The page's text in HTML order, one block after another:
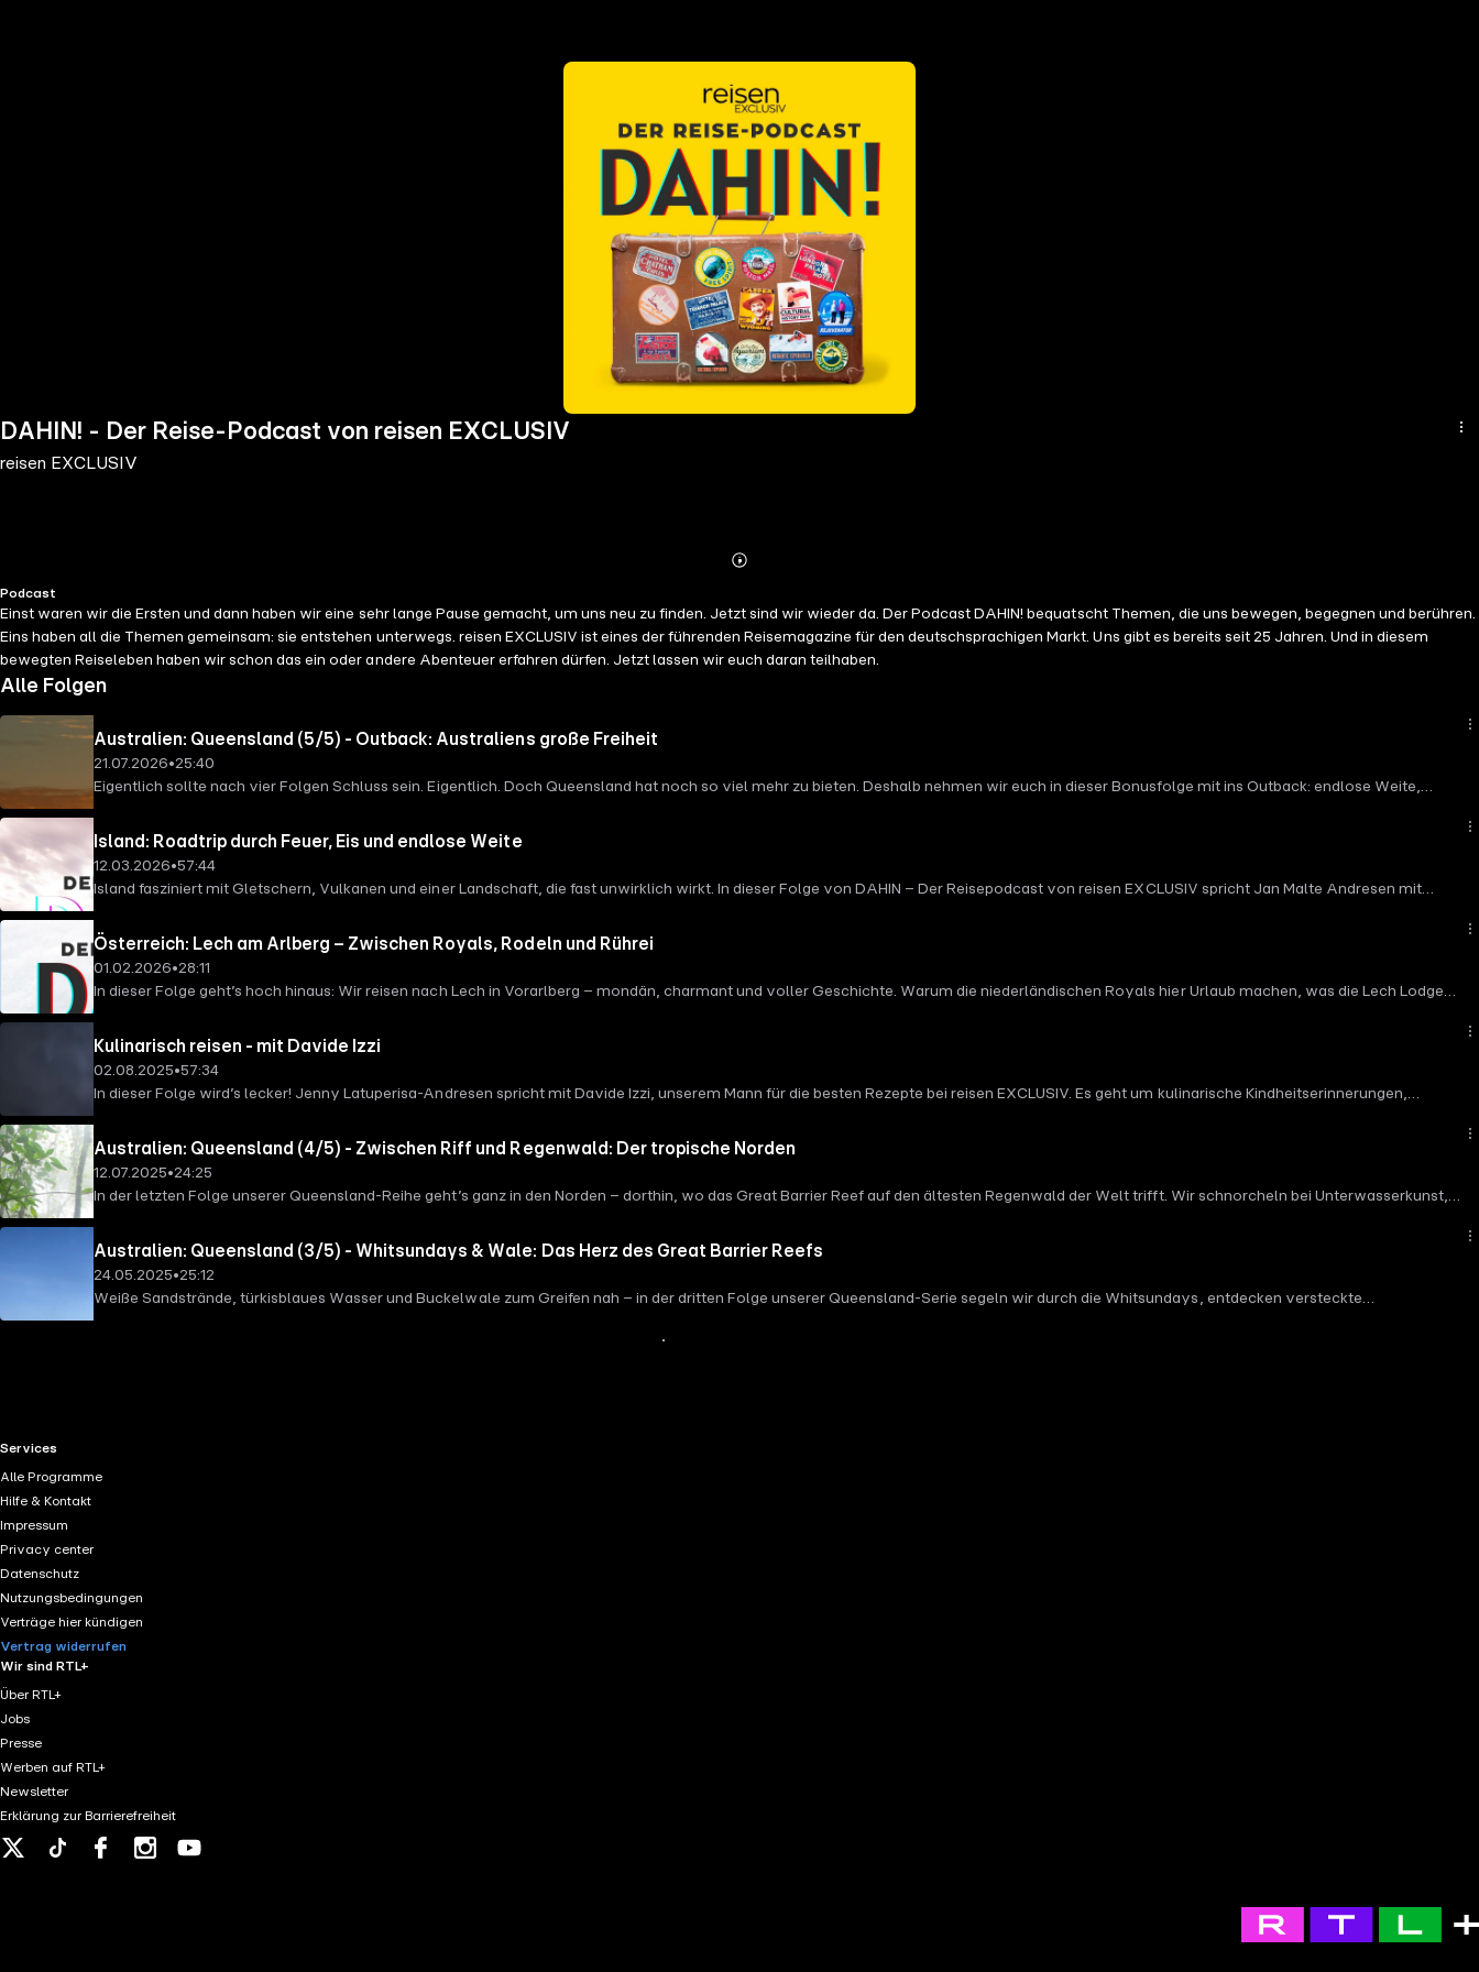
DAHIN! - Der Reise-Podcast von reisen EXCLUSIV
reisen EXCLUSIV
Mehr
Podcast
Einst waren wir die Ersten und dann haben wir eine sehr lange Pause gemacht, um uns neu zu finden. Jetzt sind wir wieder da. Der Podcast DAHIN! bequatscht Themen, die uns bewegen, begegnen und berühren.
Eins haben all die Themen gemeinsam: sie entstehen unterwegs. reisen EXCLUSIV ist eines der führenden Reisemagazine für den deutschsprachigen Markt. Uns gibt es bereits seit 25 Jahren. Und in diesem
bewegten Reiseleben haben wir schon das ein oder andere Abenteuer erfahren dürfen. Jetzt lassen wir euch daran teilhaben.
Alle Folgen
Australien: Queensland (5/5) - Outback: Australiens große Freiheit
21.07.2026•25:40
Eigentlich sollte nach vier Folgen Schluss sein. Eigentlich. Doch Queensland hat noch so viel mehr zu bieten. Deshalb nehmen wir euch in dieser Bonusfolge mit ins Outback: endlose Weite,
Island: Roadtrip durch Feuer, Eis und endlose Weite
12.03.2026•57:44
Island fasziniert mit Gletschern, Vulkanen und einer Landschaft, die fast unwirklich wirkt. In dieser Folge von DAHIN – Der Reisepodcast von reisen EXCLUSIV spricht Jan Malte Andresen mit
Österreich: Lech am Arlberg – Zwischen Royals, Rodeln und Rührei
01.02.2026•28:11
In dieser Folge geht’s hoch hinaus: Wir reisen nach Lech in Vorarlberg – mondän, charmant und voller Geschichte. Warum die niederländischen Royals hier Urlaub machen, was die Lech Lodge
Kulinarisch reisen - mit Davide Izzi
02.08.2025•57:34
In dieser Folge wird’s lecker! Jenny Latuperisa-Andresen spricht mit Davide Izzi, unserem Mann für die besten Rezepte bei reisen EXCLUSIV. Es geht um kulinarische Kindheitserinnerungen,
Australien: Queensland (4/5) - Zwischen Riff und Regenwald: Der tropische Norden
12.07.2025•24:25
In der letzten Folge unserer Queensland-Reihe geht’s ganz in den Norden – dorthin, wo das Great Barrier Reef auf den ältesten Regenwald der Welt trifft. Wir schnorcheln bei Unterwasserkunst,
Australien: Queensland (3/5) - Whitsundays & Wale: Das Herz des Great Barrier Reefs
24.05.2025•25:12
Weiße Sandstrände, türkisblaues Wasser und Buckelwale zum Greifen nah – in der dritten Folge unserer Queensland-Serie segeln wir durch die Whitsundays, entdecken versteckte
RTL+ useful links.
Services
Alle Programme
Hilfe & Kontakt
Impressum
Privacy center
Datenschutz
Nutzungsbedingungen
Verträge hier kündigen
Vertrag widerrufen
Wir sind RTL+
Über RTL+
Jobs
Presse
Werben auf RTL+
Newsletter
Erklärung zur Barrierefreiheit
Tiktok FacebookInstagram